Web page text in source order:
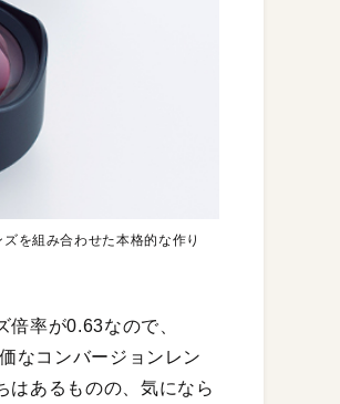
を組み合わせた本格的な作り
率が0.63なので、
なコンバージョンレン
はあるものの、気になら